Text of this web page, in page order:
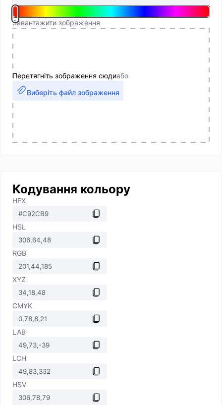
Завантажити зображення
Перетягніть зображення сюдиабо
Виберіть файл зображення
Кодування кольору
HEX
HSL
RGB
XYZ
CMYK
LAB
LCH
HSV